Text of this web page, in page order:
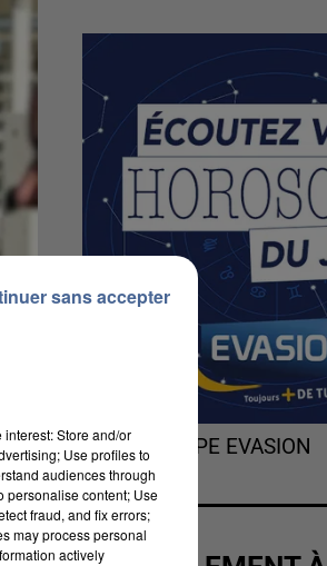
L'HOROSCOPE EVASION
Store and/or
Use profiles to
audiences through
personalise content; Use
fraud, and fix errors;
may process personal
actively
sans accepter